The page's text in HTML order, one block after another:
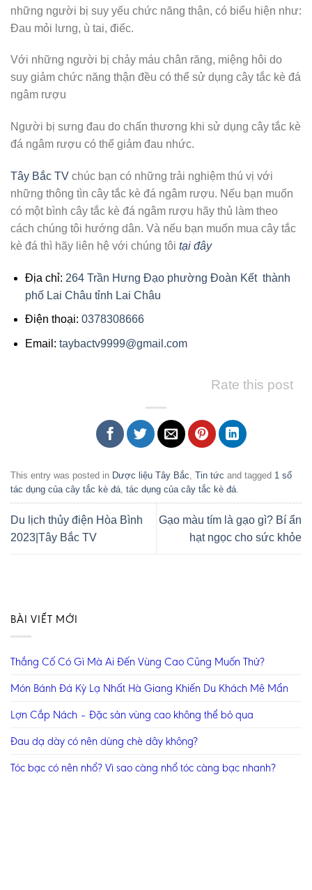
những người bị suy yếu chức năng thận, có biểu hiện như:
Đau mỏi lưng, ù tai, điếc.
Với những người bị chảy máu chân răng, miệng hôi do
suy giảm chức năng thận đều có thể sử dụng cây tắc kè đá
ngâm rượu
Người bị sưng đau do chấn thương khi sử dụng cây tắc kè
đá ngâm rượu có thể giảm đau nhức.
Tây Bắc TV chúc bạn có những trải nghiệm thú vị với
những thông tìn cây tắc kè đá ngâm rượu. Nếu bạn muốn
có một bình cây tắc kè đá ngâm rượu hãy thủ làm theo
cách chúng tôi hướng dân. Và nếu bạn muốn mua cây tắc
kè đá thì hãy liên hệ với chúng tôi tại đây
Địa chỉ: 264 Trần Hưng Đạo phường Đoàn Kết thành
phố Lai Châu tỉnh Lai Châu
Điện thoại: 0378308666
Email: taybactv9999@gmail.com
Rate this post
This entry was posted in Dược liệu Tây Bắc, Tin tức and tagged 1 số
tác dụng của cây tắc kè đá, tác dụng của cây tắc kè đá.
Du lịch thủy điện Hòa Bình
2023|Tây Bắc TV
Gạo màu tím là gạo gì? Bí ẩn
hạt ngọc cho sức khỏe
BÀI VIẾT MỚI
Thắng Cố Có Gì Mà Ai Đến Vùng Cao Cũng Muốn Thử?
Món Bánh Đá Kỳ Lạ Nhất Hà Giang Khiến Du Khách Mê Mẩn
Lợn Cắp Nách – Đặc sản vùng cao không thể bỏ qua
Đau dạ dày có nên dùng chè dây không?
Tóc bạc có nên nhổ? Vì sao càng nhổ tóc càng bạc nhanh?